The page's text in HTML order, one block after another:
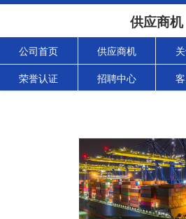
供应商机
公司首页 供应商机
荣誉认证 招聘中心